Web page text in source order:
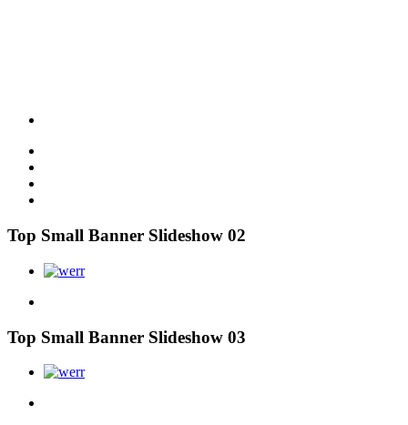
Top Small Banner Slideshow 02
Top Small Banner Slideshow 03